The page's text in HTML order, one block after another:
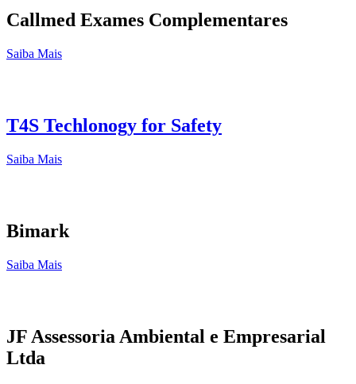
Callmed Exames Complementares
Saiba Mais
T4S Techlonogy for Safety
Saiba Mais
Bimark
Saiba Mais
JF Assessoria Ambiental e Empresarial
Ltda